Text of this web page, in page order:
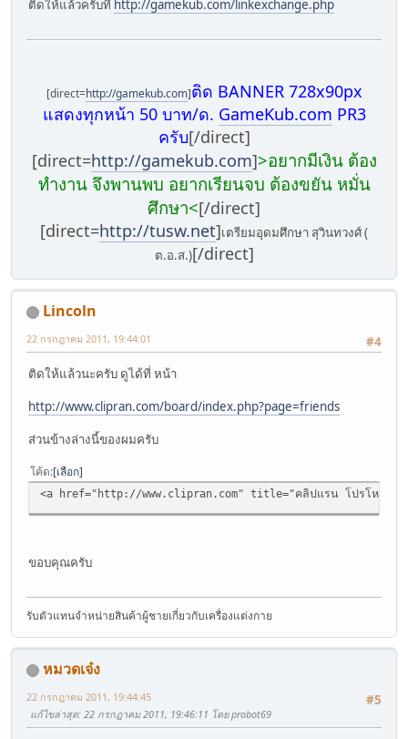
ติดให้แล้วครับที่ http://gamekub.com/linkexchange.php
[direct=http://gamekub.com]ติด BANNER 728x90px
แสดงทุกหน้า 50 บาท/ด. GameKub.com PR3
ครับ[/direct]
[direct=http://gamekub.com]>อยากมีเงิน ต้อง
ทำงาน จึงพานพบ อยากเรียนจบ ต้องขยัน หมั่น
ศึกษา<[/direct]
[direct=http://tusw.net]เตรียมอุดมศึกษา สุวินทวงศ์ (
ต.อ.ส.)[/direct]
‪Lincoln
#4
22 กรกฎาคม 2011, 19:44:01
ติดให้แล้วนะครับ ดูได้ที่ หน้า
http://www.clipran.com/board/index.php?page=friends
ส่วนข้างล่างนี้ของผมครับ
โค้ด เลือก
<a href="http://www.clipran.com" title="คลิปแรน โปรโหมดเซิ
ขอบคุณครับ
รับตัวแทนจำหน่ายสินค้าผู้ชายเกี่ยวกับเครื่องแต่งกาย
หมวดเจ๋ง
#5
22 กรกฎาคม 2011, 19:44:45
แก้ไขล่าสุด: 22 กรกฎาคม 2011, 19:46:11 โดย probot69